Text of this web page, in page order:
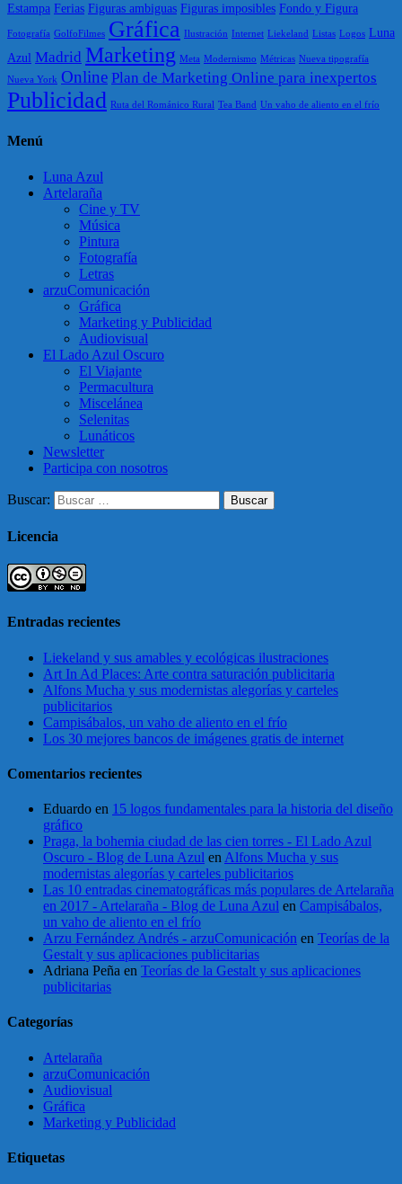
Estampa Ferias Figuras ambiguas Figuras imposibles Fondo y Figura
Fotografía GolfoFilmes Gráfica Ilustración Internet Liekeland Listas Logos Luna
Azul Madrid Marketing Meta Modernismo Métricas Nueva tipografía
Nueva York Online Plan de Marketing Online para inexpertos
Publicidad Ruta del Románico Rural Tea Band Un vaho de aliento en el frío
Menú
Luna Azul
Artelaraña
Cine y TV
Música
Pintura
Fotografía
Letras
arzuComunicación
Gráfica
Marketing y Publicidad
Audiovisual
El Lado Azul Oscuro
El Viajante
Permacultura
Miscelánea
Selenitas
Lunáticos
Newsletter
Participa con nosotros
Buscar:
Licencia
Entradas recientes
Liekeland y sus amables y ecológicas ilustraciones
Art In Ad Places: Arte contra saturación publicitaria
Alfons Mucha y sus modernistas alegorías y carteles
publicitarios
Campisábalos, un vaho de aliento en el frío
Los 30 mejores bancos de imágenes gratis de internet
Comentarios recientes
Eduardo en 15 logos fundamentales para la historia del diseño
gráfico
Praga, la bohemia ciudad de las cien torres - El Lado Azul
Oscuro - Blog de Luna Azul en Alfons Mucha y sus
modernistas alegorías y carteles publicitarios
Las 10 entradas cinematográficas más populares de Artelaraña
en 2017 - Artelaraña - Blog de Luna Azul en Campisábalos,
un vaho de aliento en el frío
Arzu Fernández Andrés - arzuComunicación en Teorías de la
Gestalt y sus aplicaciones publicitarias
Adriana Peña en Teorías de la Gestalt y sus aplicaciones
publicitarias
Categorías
Artelaraña
arzuComunicación
Audiovisual
Gráfica
Marketing y Publicidad
Etiquetas